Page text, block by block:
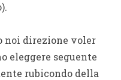
noi direzione voler
eleggere seguente
rubicondo della